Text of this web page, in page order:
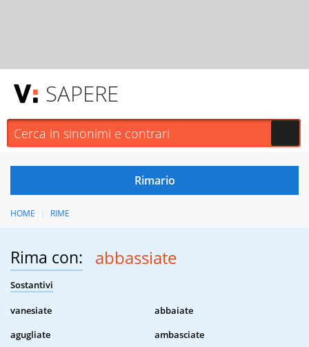
SAPERE
HOME RIME
Rima con: abbassiate
Sostantivi
vanesiate
abbaiate
agugliate
ambasciate